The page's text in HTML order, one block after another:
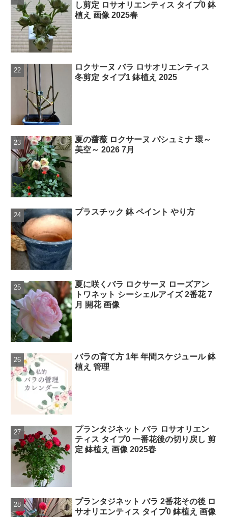
し剪定 ロサオリエンティス タイプ0 鉢
植え 画像 2025春
ロクサーヌ バラ ロサオリエンティス
冬剪定 タイプ1 鉢植え 2025
夏の薔薇 ロクサーヌ パシュミナ 環～
美空～ 2026 7月
プラスチック 鉢 ペイント やり方
夏に咲くバラ ロクサーヌ ローズアン
トワネット シーシェルアイズ 2番花 7
月 開花 画像
バラの育て方 1年 年間スケジュール 鉢
植え 管理
プランタジネット バラ ロサオリエン
ティス タイプ0 一番花後の切り戻し 剪
定 鉢植え 画像 2025春
プランタジネット バラ 2番花その後 ロ
サオリエンティス タイプ0 鉢植え 画像